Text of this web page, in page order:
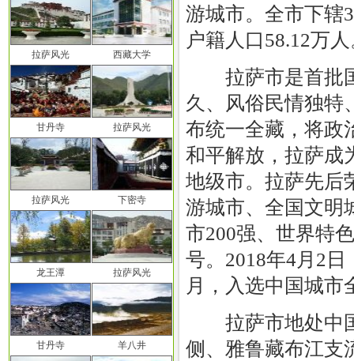
拉萨风光 西藏大学
甘丹寺 拉萨风光
拉萨风光 下密寺
龙王潭 拉萨风光
甘丹寺 羊八井
游城市。全市下辖
户籍人口58.12万
拉萨市是首批国
久、风俗民情独特
布统一全藏，将政
和平解放，拉萨成
地级市。拉萨先后
游城市、全国文明
市200强、世界特
号。2018年4月2
月，入选中国城市
拉萨市地处中国
侧、雅鲁藏布江支